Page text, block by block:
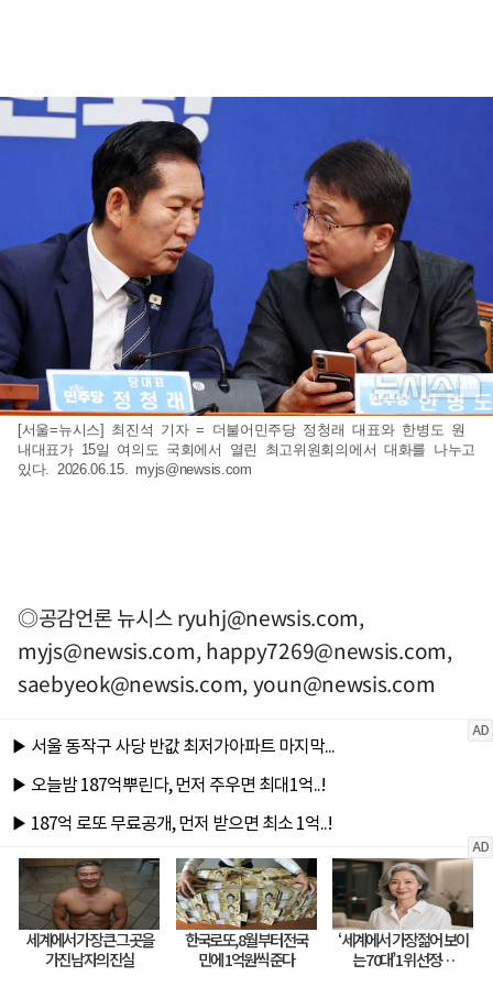
[서울=뉴시스] 최진석 기자 = 더불어민주당 정청래 대표와 한병도 원
내대표가 15일 여의도 국회에서 열린 최고위원회의에서 대화를 나누고
있다. 2026.06.15. myjs@newsis.com
◎공감언론 뉴시스ryuhj@newsis.com,
myjs@newsis.com,happy7269@newsis.com,
saebyeok@newsis.com,youn@newsis.com